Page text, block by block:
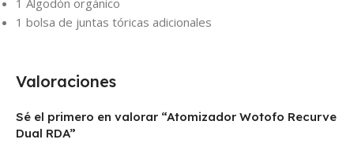
1 Algodón orgánico
1 bolsa de juntas tóricas adicionales
Valoraciones
Sé el primero en valorar “Atomizador Wotofo Recurve
Dual RDA”